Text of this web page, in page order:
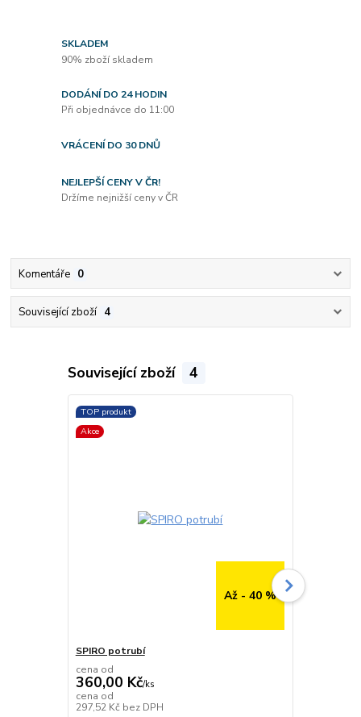
SKLADEM
90% zboží skladem
DODÁNÍ DO 24 HODIN
Při objednávce do 11:00
VRÁCENÍ DO 30 DNŮ
NEJLEPŠÍ CENY V ČR!
Držíme nejnižší ceny v ČR
Komentáře 0
Související zboží 4
Související zboží 4
TOP produkt
Akce
Až - 40 %
SPIRO potrubí
cena od
360,00 Kč/ks
cena od
297,52 Kč bez DPH